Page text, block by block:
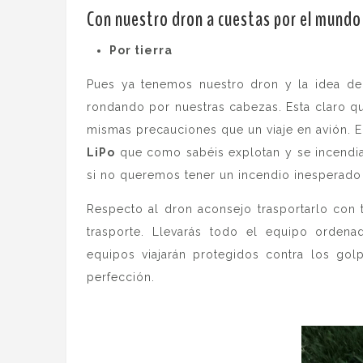
Con nuestro dron a cuestas por el mundo
Por tierra
Pues ya tenemos nuestro dron y la idea
rondando por nuestras cabezas. Esta claro
mismas precauciones que un viaje en
LiPo que como sabéis explotan y se
si no queremos tener un incendio
Respecto al dron aconsejo trasportarlo
trasporte. Llevarás todo el equipo
equipos viajarán protegidos contra los
perfección.